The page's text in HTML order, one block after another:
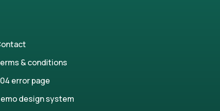
& conditions
error page
design system